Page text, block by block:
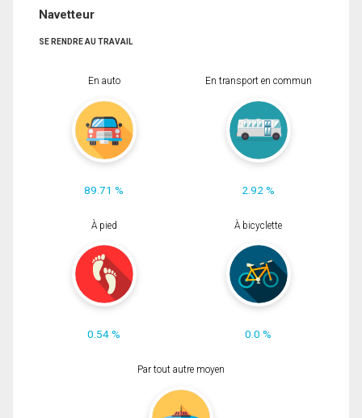
Navetteur
SE RENDRE AU TRAVAIL
En auto
89.71 %
En transport en commun
2.92 %
À pied
0.54 %
À bicyclette
0.0 %
Par tout autre moyen